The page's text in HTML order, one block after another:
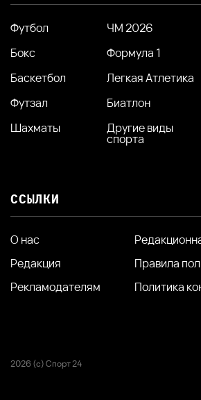
Футбол ЧМ 2026
Бокс
Формула 1
Баскетбол
Легкая Атлетика
Футзал
Биатлон
Шахматы
Другие виды
спорта
ССЫЛКИ
О нас
Редакция
Рекламодателям
Правила
Политика
2026 (с) Спорт 24